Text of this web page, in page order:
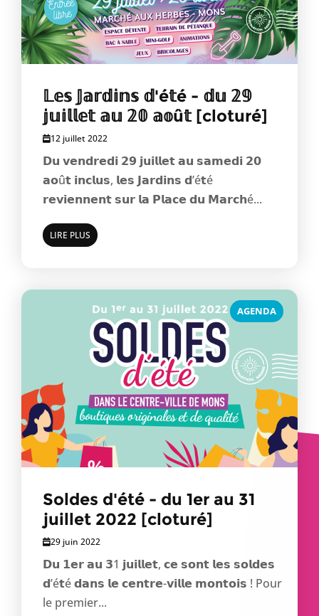
𝕃𝕖𝕤 𝕁𝕒𝕣𝕕𝕚𝕟𝕤 𝕕'é𝕥é - 𝕕𝕦 𝟚𝟡
𝕛𝕦𝕚𝕝𝕝𝕖𝕥 𝕒𝕦 𝟚𝟘 𝕒𝕠û𝕥 [cloturé]
12 juillet 2022
𝗗𝘂 𝘃𝗲𝗻𝗱𝗿𝗲𝗱𝗶 𝟮𝟵 𝗷𝘂𝗶𝗹𝗹𝗲𝘁 𝗮𝘂 𝘀𝗮𝗺𝗲𝗱𝗶 𝟮𝟬
𝗮𝗼û𝘁 𝗶𝗻𝗰𝗹𝘂𝘀, 𝗹𝗲𝘀 𝗝𝗮𝗿𝗱𝗶𝗻𝘀 𝗱’é𝘁é
𝗿𝗲𝘃𝗶𝗲𝗻𝗻𝗲𝗻𝘁 𝘀𝘂𝗿 𝗹𝗮 𝗣𝗹𝗮𝗰𝗲 𝗱𝘂 𝗠𝗮𝗿𝗰𝗵é...
LIRE PLUS
AGENDA
Soldes d'été - du 1er au 31
juillet 2022 [cloturé]
29 juin 2022
𝗗𝘂 𝟭𝗲𝗿 𝗮𝘂 𝟯1 𝗷𝘂𝗶𝗹𝗹𝗲𝘁, 𝗰𝗲 𝘀𝗼𝗻𝘁 𝗹𝗲𝘀 𝘀𝗼𝗹𝗱𝗲𝘀
𝗱’é𝘁é 𝗱𝗮𝗻𝘀 𝗹𝗲 𝗰𝗲𝗻𝘁𝗿𝗲-𝘃𝗶𝗹𝗹𝗲 𝗺𝗼𝗻𝘁𝗼𝗶𝘀 ! Pour
le premier...